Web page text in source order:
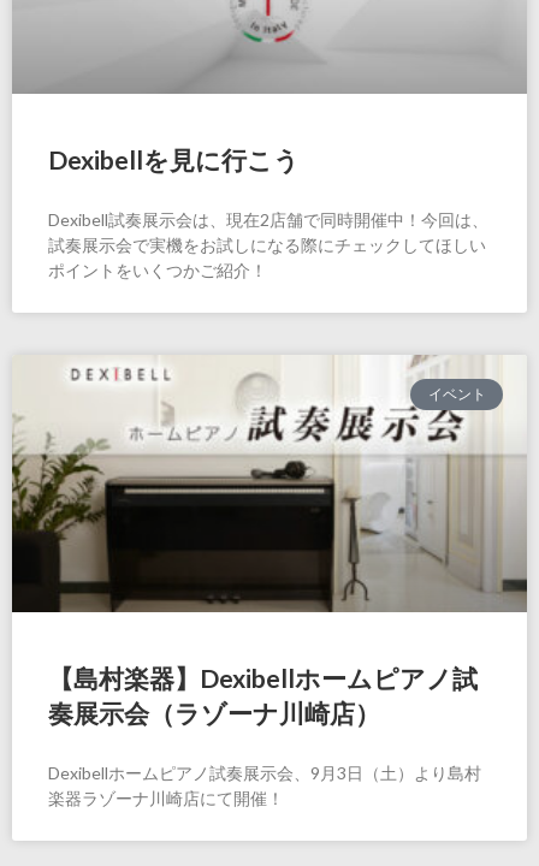
Dexibellを見に行こう
Dexibell試奏展示会は、現在2店舗で同時開催中！今回は、
試奏展示会で実機をお試しになる際にチェックしてほしい
ポイントをいくつかご紹介！
イベント
【島村楽器】Dexibellホームピアノ試
奏展示会（ラゾーナ川崎店）
Dexibellホームピアノ試奏展示会、9月3日（土）より島村
楽器ラゾーナ川崎店にて開催！